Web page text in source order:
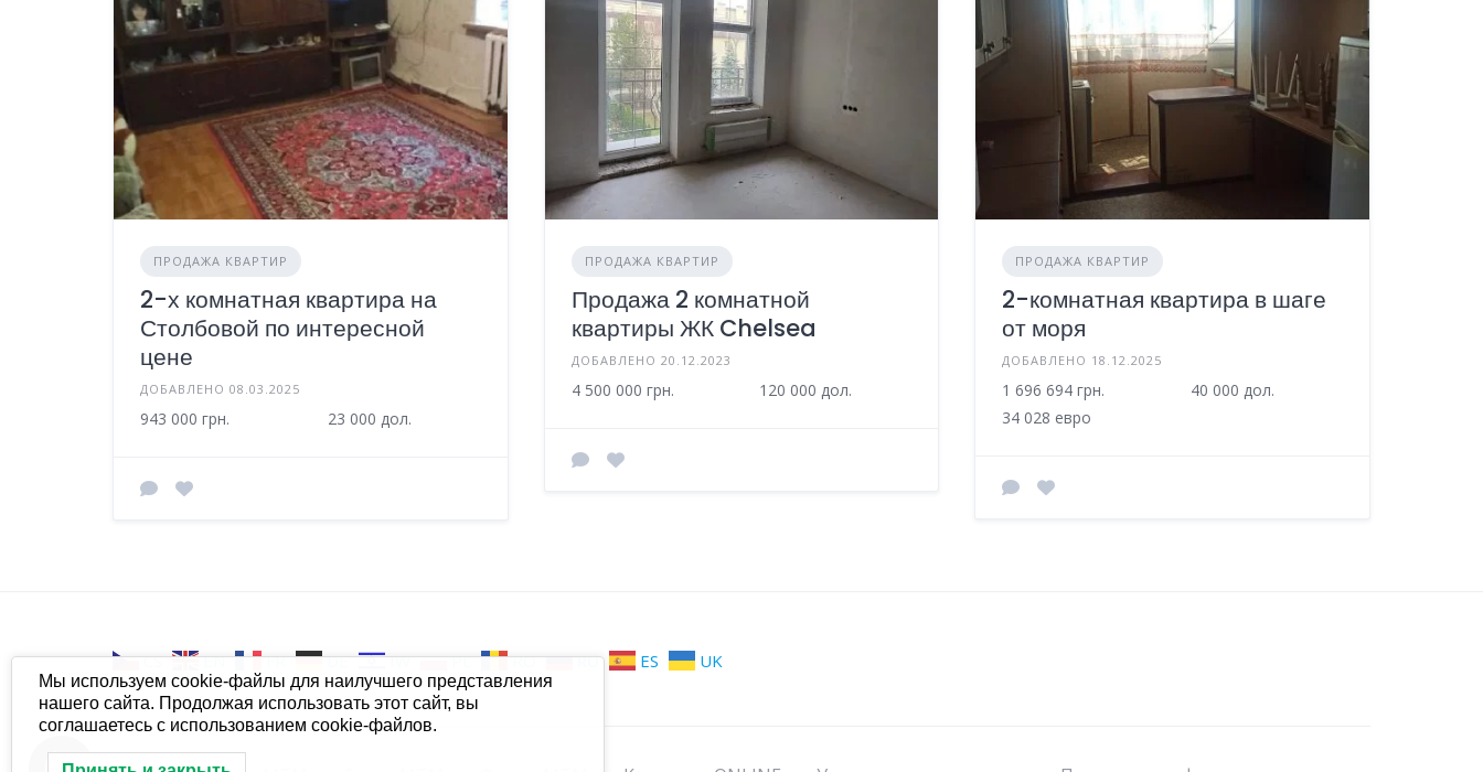
ПРОДАЖА КВАРТИР
2-х комнатная квартира на
Столбовой по интересной
цене
ДОБАВЛЕНО 08.03.2025
943 000 грн. 23 000 дол.
ПРОДАЖА КВАРТИР
Продажа 2 комнатной
квартиры ЖК Chelsea
ДОБАВЛЕНО 20.12.2023
4 500 000 грн. 120 000 дол.
ПРОДАЖА КВАРТИР
2-комнатная квартира в шаге
от моря
ДОБАВЛЕНО 18.12.2025
1 696 694 грн.
40 000 дол.
34 028 евро
CS EN FR DE IW PL RO RU ES UK
Мы используем cookie-файлы для наилучшего представления
нашего сайта. Продолжая использовать этот сайт, вы
соглашаетесь с использованием cookie-файлов.